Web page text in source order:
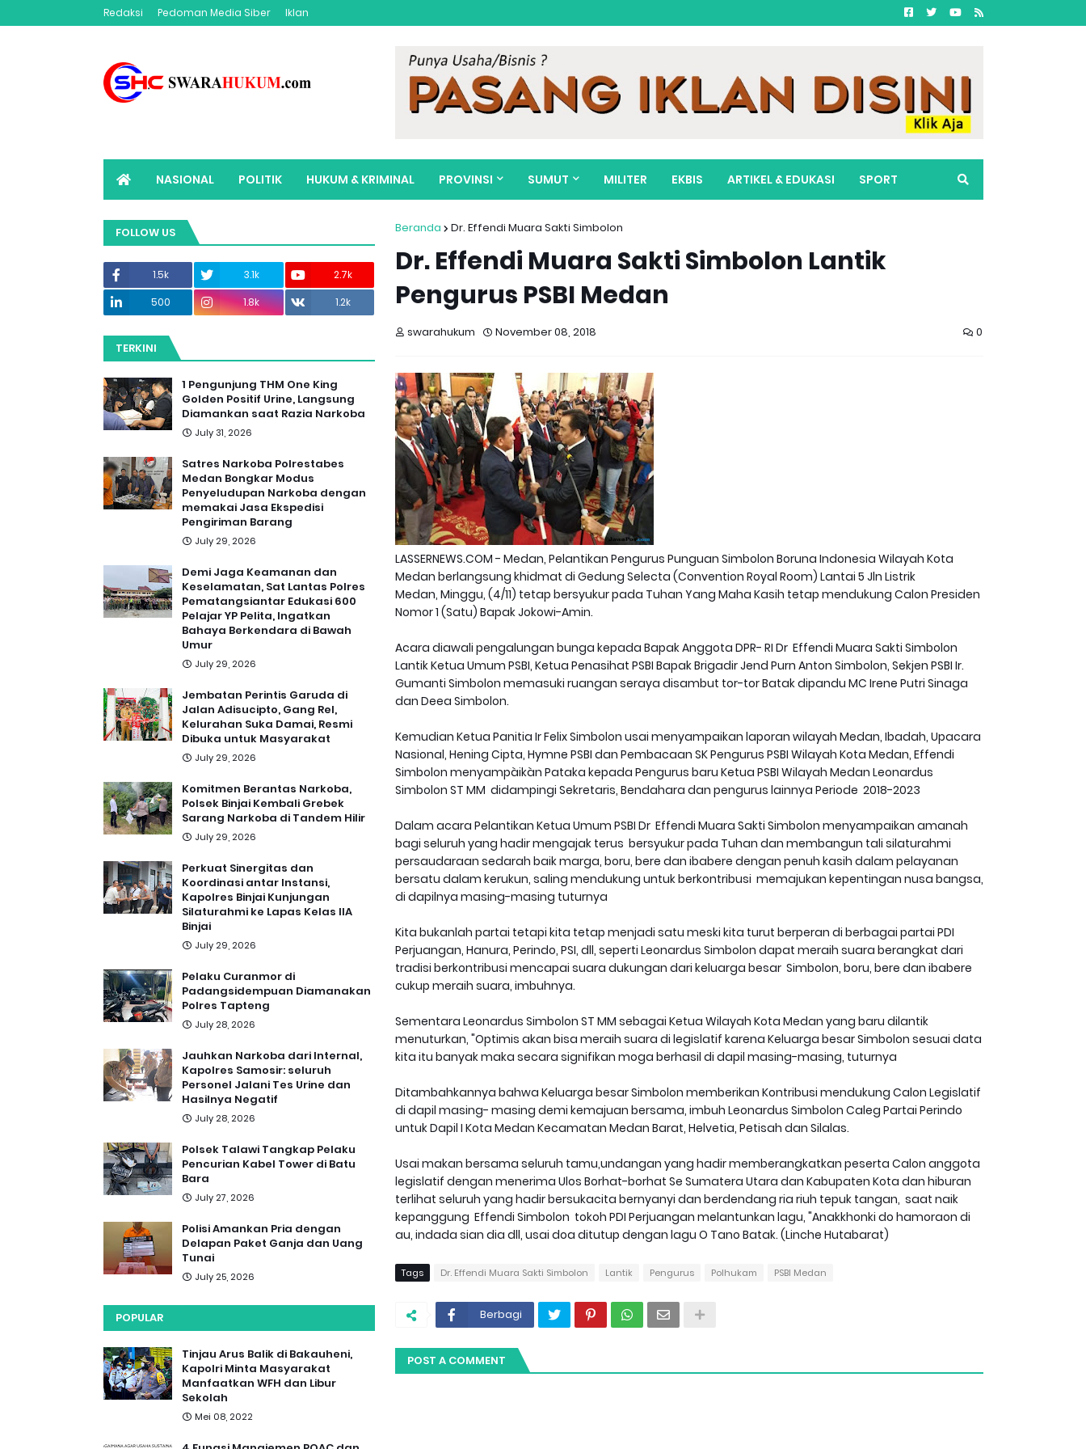
Redaksi Pedoman Media Siber Iklan
NASIONAL POLITIK HUKUM & KRIMINAL PROVINSI SUMUT MILITER EKBIS ARTIKEL & EDUKASI SPORT
ADVERTORIAL Beranda Dr. Effendi Muara Sakti Simbolon
Dr. Effendi Muara Sakti Simbolon Lantik
Pengurus PSBI Medan
swarahukum November 08, 2018 0
LASSERNEWS.COM - Medan, Pelantikan Pengurus Punguan Simbolon Boruna Indonesia Wilayah Kota
Medan berlangsung khidmat di Gedung Selecta (Convention Royal Room) Lantai 5 Jln Listrik
Medan, Minggu, (4/11) tetap bersyukur pada Tuhan Yang Maha Kasih tetap mendukung Calon Presiden
Nomor 1 (Satu) Bapak Jokowi-Amin.
Acara diawali pengalungan bunga kepada Bapak Anggota DPR- RI Dr Effendi Muara Sakti Simbolon
Lantik Ketua Umum PSBI, Ketua Penasihat PSBI Bapak Brigadir Jend Purn Anton Simbolon, Sekjen PSBI Ir.
Gumanti Simbolon memasuki ruangan seraya disambut tor-tor Batak dipandu MC Irene Putri Sinaga
dan Deea Simbolon.
Kemudian Ketua Panitia Ir Felix Simbolon usai menyampaikan laporan wilayah Medan, Ibadah, Upacara
Nasional, Hening Cipta, Hymne PSBI dan Pembacaan SK Pengurus PSBI Wilayah Kota Medan, Effendi
Simbolon menyampàikàn Pataka kepada Pengurus baru Ketua PSBI Wilayah Medan Leonardus
Simbolon ST MM didampingi Sekretaris, Bendahara dan pengurus lainnya Periode 2018-2023
Dalam acara Pelantikan Ketua Umum PSBI Dr Effendi Muara Sakti Simbolon menyampaikan amanah
bagi seluruh yang hadir mengajak terus bersyukur pada Tuhan dan membangun tali silaturahmi
persaudaraan sedarah baik marga, boru, bere dan ibabere dengan penuh kasih dalam pelayanan
bersatu dalam kerukun, saling mendukung untuk berkontribusi memajukan kepentingan nusa bangsa,
di dapilnya masing-masing tuturnya
Kita bukanlah partai tetapi kita tetap menjadi satu meski kita turut berperan di berbagai partai PDI
Perjuangan, Hanura, Perindo, PSI, dll, seperti Leonardus Simbolon dapat meraih suara berangkat dari
tradisi berkontribusi mencapai suara dukungan dari keluarga besar Simbolon, boru, bere dan ibabere
cukup meraih suara, imbuhnya.
Sementara Leonardus Simbolon ST MM sebagai Ketua Wilayah Kota Medan yang baru dilantik
menuturkan, "Optimis akan bisa meraih suara di legislatif karena Keluarga besar Simbolon sesuai data
kita itu banyak maka secara signifikan moga berhasil di dapil masing-masing, tuturnya
Ditambahkannya bahwa Keluarga besar Simbolon memberikan Kontribusi mendukung Calon Legislatif
di dapil masing- masing demi kemajuan bersama, imbuh Leonardus Simbolon Caleg Partai Perindo
untuk Dapil I Kota Medan Kecamatan Medan Barat, Helvetia, Petisah dan Silalas.
Usai makan bersama seluruh tamu,undangan yang hadir memberangkatkan peserta Calon anggota
legislatif dengan menerima Ulos Borhat-borhat Se Sumatera Utara dan Kabupaten Kota dan hiburan
terlihat seluruh yang hadir bersukacita bernyanyi dan berdendang ria riuh tepuk tangan, saat naik
kepanggung Effendi Simbolon tokoh PDI Perjuangan melantunkan lagu, "Anakkhonki do hamoraon di
au, indada sian dia dll, usai doa ditutup dengan lagu O Tano Batak. (Linche Hutabarat)
Tags Dr. Effendi Muara Sakti Simbolon Lantik Pengurus Polhukam PSBI Medan
Berbagi
POST A COMMENT
FOLLOW US
1.5k 3.1k
2.7k
500
1.8k 1.2k
TERKINI
1 Pengunjung THM One King
Golden Positif Urine, Langsung
Diamankan saat Razia Narkoba
July 31, 2026
Satres Narkoba Polrestabes
Medan Bongkar Modus
Penyeludupan Narkoba dengan
memakai Jasa Ekspedisi
Pengiriman Barang
July 29, 2026
Demi Jaga Keamanan dan
Keselamatan, Sat Lantas Polres
Pematangsiantar Edukasi 600
Pelajar YP Pelita, Ingatkan
Bahaya Berkendara di Bawah
Umur
July 29, 2026
Jembatan Perintis Garuda di
Jalan Adisucipto, Gang Rel,
Kelurahan Suka Damai, Resmi
Dibuka untuk Masyarakat
July 29, 2026
Komitmen Berantas Narkoba,
Polsek Binjai Kembali Grebek
Sarang Narkoba di Tandem Hilir
July 29, 2026
Perkuat Sinergitas dan
Koordinasi antar Instansi,
Kapolres Binjai Kunjungan
Silaturahmi ke Lapas Kelas IIA
Binjai
July 29, 2026
Pelaku Curanmor di
Padangsidempuan Diamanakan
Polres Tapteng
July 28, 2026
Jauhkan Narkoba dari Internal,
Kapolres Samosir: seluruh
Personel Jalani Tes Urine dan
Hasilnya Negatif
July 28, 2026
Polsek Talawi Tangkap Pelaku
Pencurian Kabel Tower di Batu
Bara
July 27, 2026
Polisi Amankan Pria dengan
Delapan Paket Ganja dan Uang
Tunai
July 25, 2026
POPULAR
Tinjau Arus Balik di Bakauheni,
Kapolri Minta Masyarakat
Manfaatkan WFH dan Libur
Sekolah
Mei 08, 2022